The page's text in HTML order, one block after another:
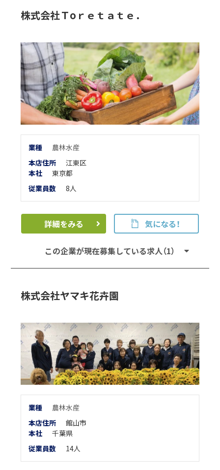
株式会社Ｔоｒｅｔａｔｅ．
業種
農林水産
本店住所
江東区
本社
東京都
従業員数
8人
詳細をみる 気になる！
この企業が現在募集している求人（1）
株式会社ヤマキ花卉園
業種
農林水産
本店住所
館山市
本社
千葉県
従業員数
14人